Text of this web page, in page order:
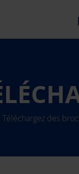
Téléchargez des